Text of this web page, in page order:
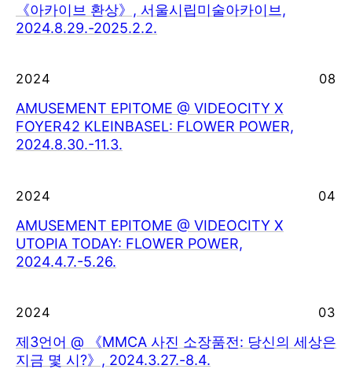
《아카이브 환상》, 서울시립미술아카이브,
2024.8.29.-2025.2.2.
2024 08
AMUSEMENT EPITOME @ VIDEOCITY X
FOYER42 KLEINBASEL: FLOWER POWER,
2024.8.30.-11.3.
2024 04
AMUSEMENT EPITOME @ VIDEOCITY X
UTOPIA TODAY: FLOWER POWER,
2024.4.7.-5.26.
2024 03
제3언어 @ 《MMCA 사진 소장품전: 당신의 세상은
지금 몇 시?》, 2024.3.27.-8.4.